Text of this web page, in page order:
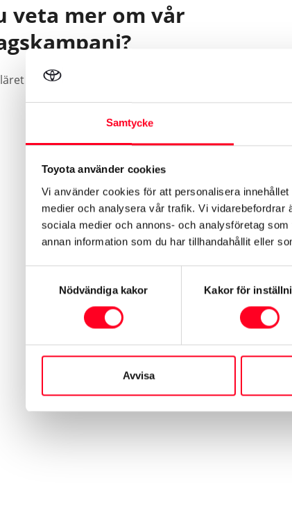
Samtycke
Toyota använder cookies
Vi använder cookies för att personalisera
medier och analysera vår trafik. Vi vidarebefordrar
sociala medier och annons- och analysföretag
annan information som du har tillhandahållit eller
Nödvändiga kakor
Kakor för
Avvisa
veta mer om vår
så kontaktar vi dig, vanligtvis inom en arbetsdag.